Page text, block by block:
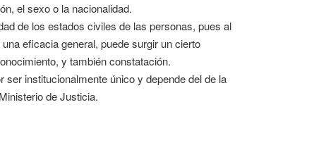
el sexo o la nacionalidad.
de los estados civiles de las personas, pues al
eficacia general, puede surgir un cierto
y también constatación.
institucionalmente único y depende del de la
de Justicia.